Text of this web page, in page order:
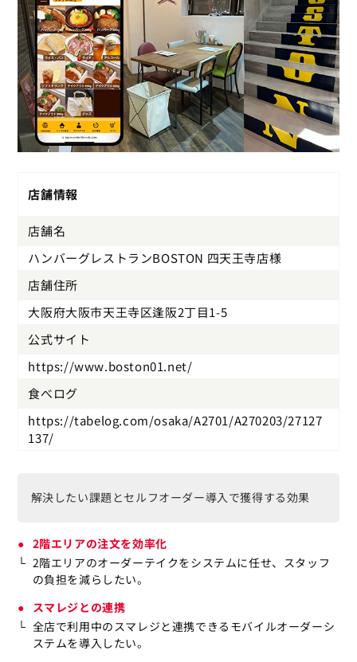
店舗情報
店舗名
ハンバーグレストランBOSTON 四天王寺店様
店舗住所
大阪府大阪市天王寺区逢阪2丁目1-5
公式サイト
https://www.boston01.net/
食べログ
https://tabelog.com/osaka/A2701/A270203/27127
137/
解決したい課題とセルフオーダー導入で獲得する効果
2階エリアの注文を効率化
2階エリアのオーダーテイクをシステムに任せ、スタッフ
の負担を減らしたい。
スマレジとの連携
全店で利用中のスマレジと連携できるモバイルオーダーシ
ステムを導入したい。